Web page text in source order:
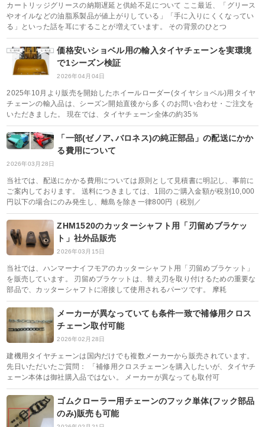
カートリッジグリースの納期遅延と供給不足について ここ最近、「グリース
やオイルなどの油脂系製品が値上がりしている」「手に入りにくくなってい
る」といった話を耳にすることが増えています。 その背景のひとつ
価格安いショベル用の輸入タイヤチェーンを実環境
で1シーズン検証
2026年04月04日
2025年10月より販売を開始したホイールローダー(タイヤショベル)用タイヤ
チェーンの輸入品は、シーズン開始直後から多くのお問い合わせ・ご注文を
いただきました。 現在では、タイヤチェーン全体の約35％
「一部(ゼノア､バロネス)の純正部品」の配送にかか
る費用について
2026年03月28日
当社では、配送にかかる費用については原則として見積書に明記し、事前に
ご案内しております。 送料につきましては、1回のご購入金額が税別10,000
円以下の場合にのみ発生し、離島を除き一律800円（税別／
ZHM1520のカッターシャフト用「刃留めブラケッ
ト」社外品販売
2026年03月15日
当社では、ハンマーナイフモアのカッターシャフト用「刃留めブラケット」
を販売しています。 刃留めブラケットは、替え刃を取り付けるための重要な
部品で、カッターシャフトに溶接して使用されるパーツです。 摩耗
メーカーが異なっていても条件一致で補修用クロス
チェーン取付可能
2026年02月28日
建機用タイヤチェーンは国内だけでも複数メーカーから販売されています。
先日いただいたご質問： 「補修用クロスチェーンを購入したいが、タイヤチ
ェーン本体は御社購入品ではない。 メーカーが異なっても取付可
ゴムクローラー用チェーンのフック単体(フック部品
のみ)販売も可能